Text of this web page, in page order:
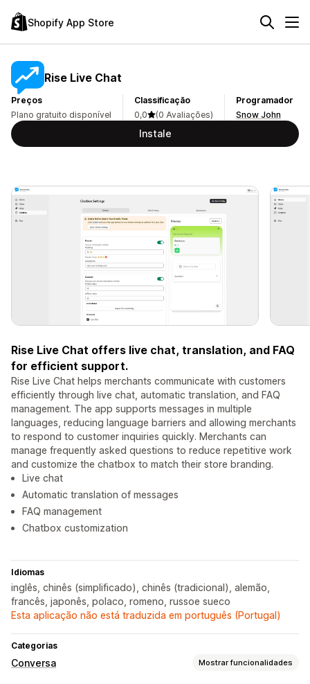
Shopify App Store
Rise Live Chat
Preços
Plano gratuito disponível
Classificação
0,0
(0 Avaliações)
Programador
Snow John
Instale
Rise Live Chat offers live chat, translation, and FAQ
for efficient support.
Rise Live Chat helps merchants communicate with customers
efficiently through live chat, automatic translation, and FAQ
management. The app supports messages in multiple
languages, reducing language barriers and allowing merchants
to respond to customer inquiries quickly. Merchants can
manage frequently asked questions to reduce repetitive work
and customize the chatbox to match their store branding.
Live chat
Automatic translation of messages
FAQ management
Chatbox customization
Idiomas
inglês, chinês (simplificado), chinês (tradicional), alemão,
francês, japonês, polaco, romeno, russoe sueco
Esta aplicação não está traduzida em português (Portugal)
Categorias
Conversa Mostrar funcionalidades